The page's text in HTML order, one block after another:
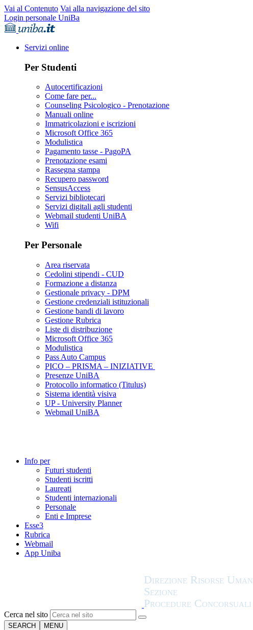
Vai al Contenuto Vai alla navigazione del sito
Login personale UniBa
Servizi online
Per Studenti
Autocertificazioni
Come fare per...
Counseling Psicologico - Prenotazione
Manuali online
Immatricolazioni e iscrizioni
Microsoft Office 365
Modulistica
Pagamento tasse - PagoPA
Prenotazione esami
Rassegna stampa
Recupero password
SensusAccess
Servizi bibliotecari
Servizi digitali agli studenti
Webmail studenti UniBA
Wifi
Per Personale
Area riservata
Cedolini stipendi - CUD
Formazione a distanza
Gestionale privacy - DPM
Gestione credenziali istituzionali
Gestione bandi di lavoro
Gestione Rubrica
Liste di distribuzione
Microsoft Office 365
Modulistica
Pass Auto Campus
PICO – PRISMA – INIZIATIVE
Presenze UniBA
Protocollo informatico (Titulus)
Sistema identità visiva
UP - University Planner
Webmail UniBA
Info per
Futuri studenti
Studenti iscritti
Laureati
Studenti internazionali
Personale
Enti e Imprese
Esse3
Rubrica
Webmail
App Uniba
Cerca nel sito
SEARCH MENU